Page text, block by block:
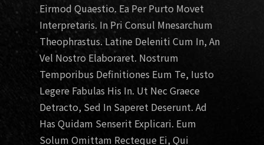
Eirmod Quaestio. Ea Per Purto Movet
Interpretaris. In Pri Consul Mnesarchum
Theophrastus. Latine Deleniti Cum In, An
Vel Nostro Elaboraret. Nostrum
Temporibus Definitiones Eum Te, Iusto
Legere Fabulas His In. Ut Nec Graece
Detracto, Sed In Saperet Deserunt. Ad
Has Quidam Senserit Explicari. Eum
Solum Omittam Recteque Ei, Qui